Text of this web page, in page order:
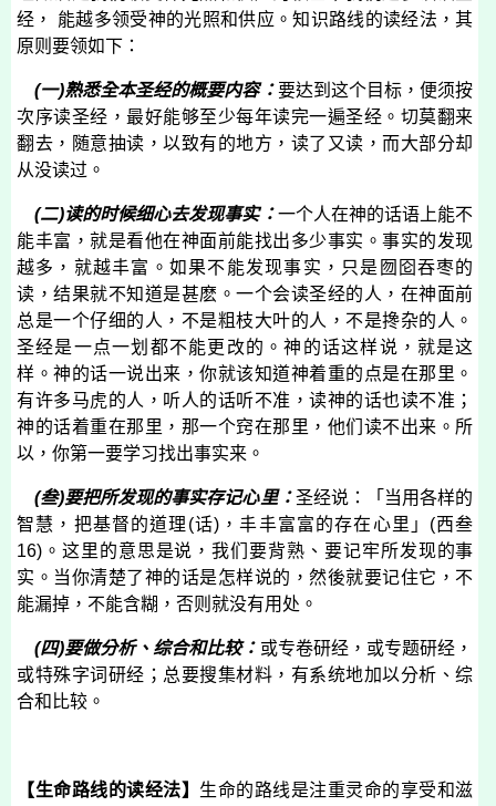
经， 能越多领受神的光照和供应。知识路线的读经法，其
原则要领如下：
(一)熟悉全本圣经的概要内容：要达到这个目标，便须按
次序读圣经，最好能够至少每年读完一遍圣经。切莫翻来
翻去，随意抽读，以致有的地方，读了又读，而大部分却
从没读过。
(二)读的时候细心去发现事实：一个人在神的话语上能不
能丰富，就是看他在神面前能找出多少事实。事实的发现
越多，就越丰富。如果不能发现事实，只是囫囵吞枣的
读，结果就不知道是甚麽。一个会读圣经的人，在神面前
总是一个仔细的人，不是粗枝大叶的人，不是搀杂的人。
圣经是一点一划都不能更改的。神的话这样说，就是这
样。神的话一说出来，你就该知道神着重的点是在那里。
有许多马虎的人，听人的话听不准，读神的话也读不准；
神的话着重在那里，那一个窍在那里，他们读不出来。所
以，你第一要学习找出事实来。
(叁)要把所发现的事实存记心里：圣经说：「当用各样的
智慧，把基督的道理 (话)，丰丰富富的存在心里」 (西叁
16) 。这里的意思是说，我们要背熟、要记牢所发现的事
实。当你清楚了神的话是怎样说的，然後就要记住它，不
能漏掉，不能含糊，否则就没有用处。
(四)要做分析、综合和比较： 或专卷研经，或专题研经，
或特殊字词研经；总要搜集材料，有系统地加以分析、综
合和比较。
【生命路线的读经法】 生命的路线是注重灵命的享受和滋